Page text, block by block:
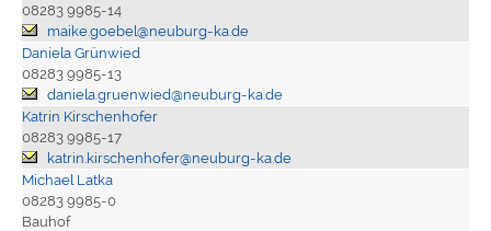
08283 9985-14
maike.goebel@neuburg-ka.de
Daniela Grünwied
08283 9985-13
daniela.gruenwied@neuburg-ka.de
Katrin Kirschenhofer
08283 9985-17
katrin.kirschenhofer@neuburg-ka.de
Michael Latka
08283 9985-0
Bauhof